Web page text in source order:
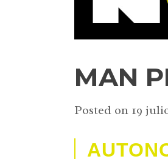
MAN
Posted on 19